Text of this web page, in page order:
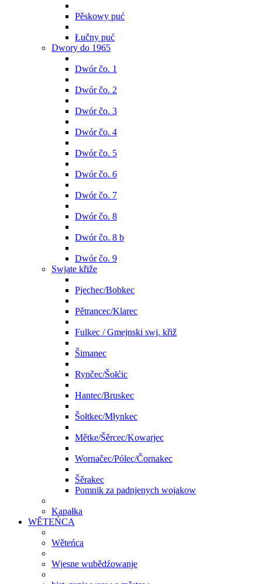
Pěskowy puć
Łučny puć
Dwory do 1965
Dwór čo. 1
Dwór čo. 2
Dwór čo. 3
Dwór čo. 4
Dwór čo. 5
Dwór čo. 6
Dwór čo. 7
Dwór čo. 8
Dwór čo. 8 b
Dwór čo. 9
Swjate křiže
Pjechec/Bobkec
Pětrancec/Klarec
Fulkec / Gmejnski swj. křiž
Šimanec
Rynčec/Šołćic
Hantec/Bruskec
Šołtkec/Młynkec
Mětke/Šěrcec/Kowarjec
Wornačec/Pólec/Čornakec
Šěrakec
Pomnik za padnjenych wojakow
Kapałka
WĚTEŃCA
Wěteńca
Wjesne wubědźowanje